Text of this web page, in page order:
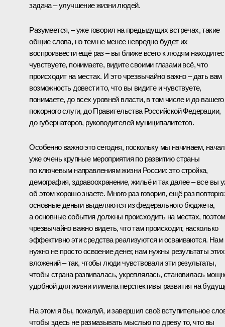
задача – улучшение жизни людей.
Разумеется, – уже говорил на предыдущих встречах, такие
общие слова, но тем не менее невредно будет их
воспроизвести ещё раз – вы ближе всего к людям
чувствуете, понимаете, видите своими глазами всё, что
происходит на местах. И это чрезвычайно важно – дать вам
возможность довести то, что вы видите и чувствуете,
понимаете, до всех уровней власти, в том числе и до вашего
покорного слуги, до Правительства Российской Федерации,
до губернаторов, руководителей муниципалитетов.
Особенно важно это сегодня, поскольку мы начинаем,
уже очень крупные мероприятия по развитию страны
по ключевым направлениям жизни России: это стройка,
демография, здравоохранение, жильё и так далее – все вы
об этом хорошо знаете. Много раз говорил, ещё раз повторю:
основные деньги выделяются из федерального бюджета,
а основные события должны происходить на местах,
чрезвычайно важно видеть, что там происходит, насколько
эффективно эти средства реализуются и осваиваются. Нам
нужно не просто освоение денег, нам нужны результаты этих
вложений – так, чтобы люди чувствовали эти результаты,
чтобы страна развивалась, укреплялась, становилась
удобной для жизни и имела перспективы развития на
На этом я бы, пожалуй, и завершил своё вступительное
чтобы здесь не размазывать мыслью по древу то, что вы